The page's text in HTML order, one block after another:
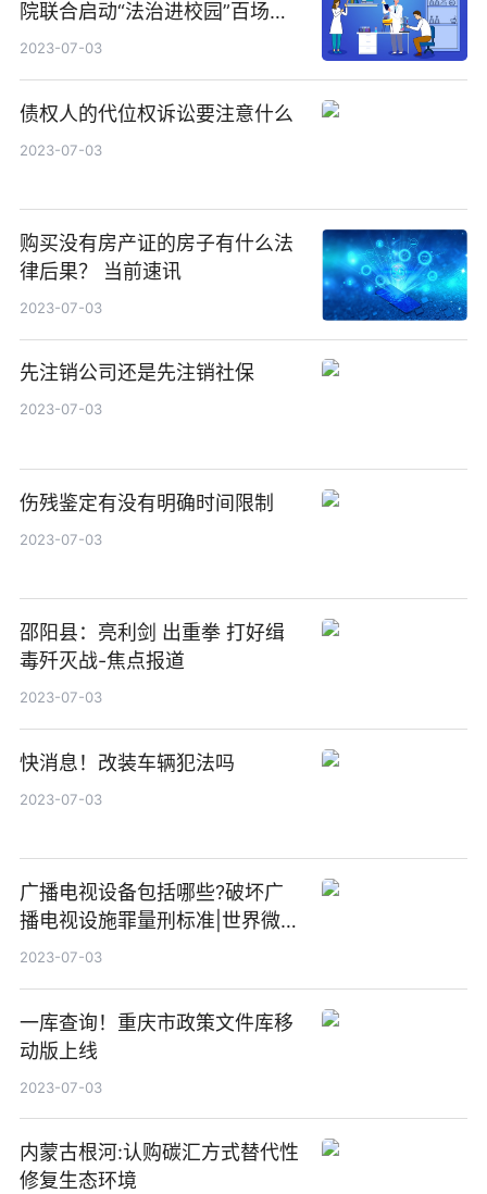
院联合启动“法治进校园”百场宣
讲，共画普法宣传同心圆
2023-07-03
债权人的代位权诉讼要注意什么
2023-07-03
购买没有房产证的房子有什么法
律后果？ 当前速讯
2023-07-03
先注销公司还是先注销社保
2023-07-03
伤残鉴定有没有明确时间限制
2023-07-03
邵阳县：亮利剑 出重拳 打好缉
毒歼灭战-焦点报道
2023-07-03
快消息！改装车辆犯法吗
2023-07-03
广播电视设备包括哪些?破坏广
播电视设施罪量刑标准|世界微资
讯
2023-07-03
一库查询！重庆市政策文件库移
动版上线
2023-07-03
内蒙古根河:认购碳汇方式替代性
修复生态环境